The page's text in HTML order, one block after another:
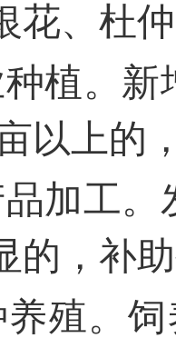
花、杜
植。新
以上的
加工。
的，补
殖。饲